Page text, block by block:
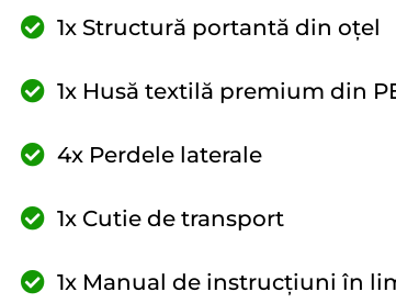
1x Structură portantă din oțel
1x Husă textilă premium din
4x Perdele laterale
1x Cutie de transport
1x Manual de instrucțiuni în